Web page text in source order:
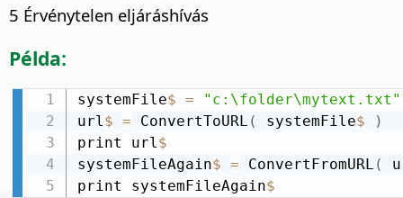
5 Érvénytelen eljáráshívás
Példa:
systemFile$ =
"c:\folder\mytext.txt"
url$ = ConvertToURL ( systemFile$
)
print url$
systemFileAgain$ = ConvertFromURL (
print systemFileAgain$